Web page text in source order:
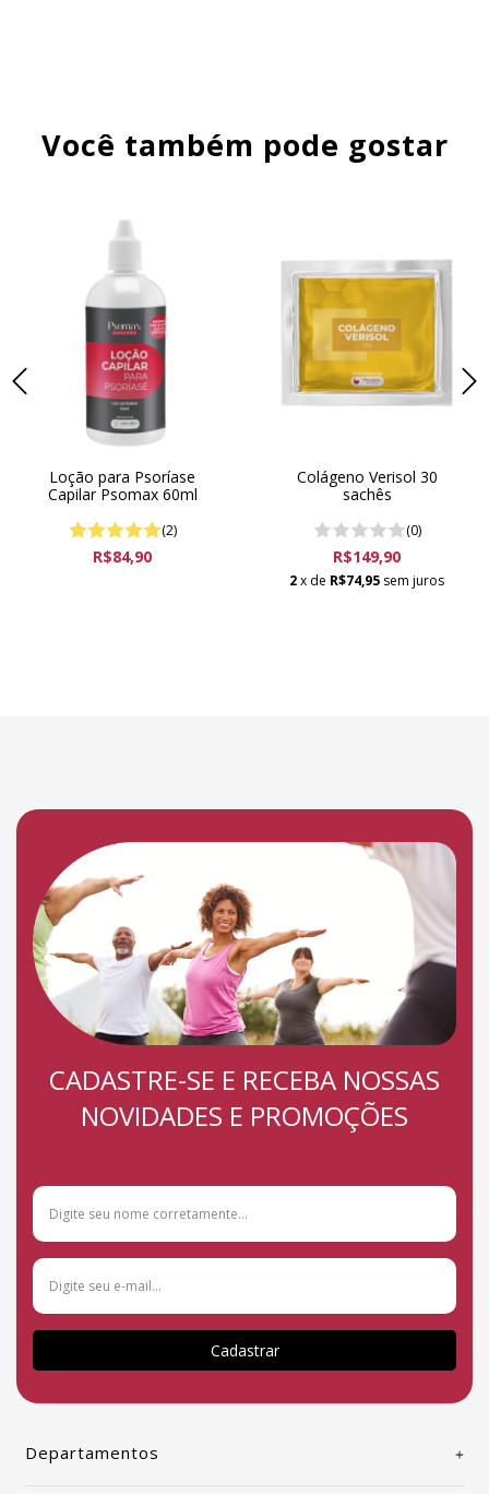
Você também pode gostar
Loção para Psoríase
Capilar Psomax 60ml
(2)
R$84,90
Colágeno Verisol 30
sachês
(0)
R$149,90
2x de R$74,95 sem juros
CADASTRE-SE E RECEBA NOSSAS
NOVIDADES E PROMOÇÕES
Cadastrar
Departamentos